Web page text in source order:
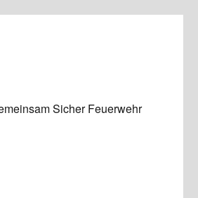
Sicher Feuerwehr